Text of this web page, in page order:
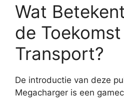
Wat
de
Transport?
De introductie van deze
Megacharger is een